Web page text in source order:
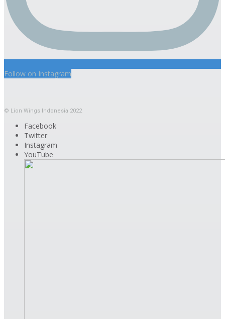
Follow on Instagram
© Lion Wings Indonesia 2022
Facebook
Twitter
Instagram
YouTube